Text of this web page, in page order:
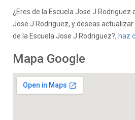
¿Eres de la Escuela Jose J Rodriguez
Jose J Rodriguez, y deseas
de la Escuela Jose J Rodriguez?, haz
Mapa Google